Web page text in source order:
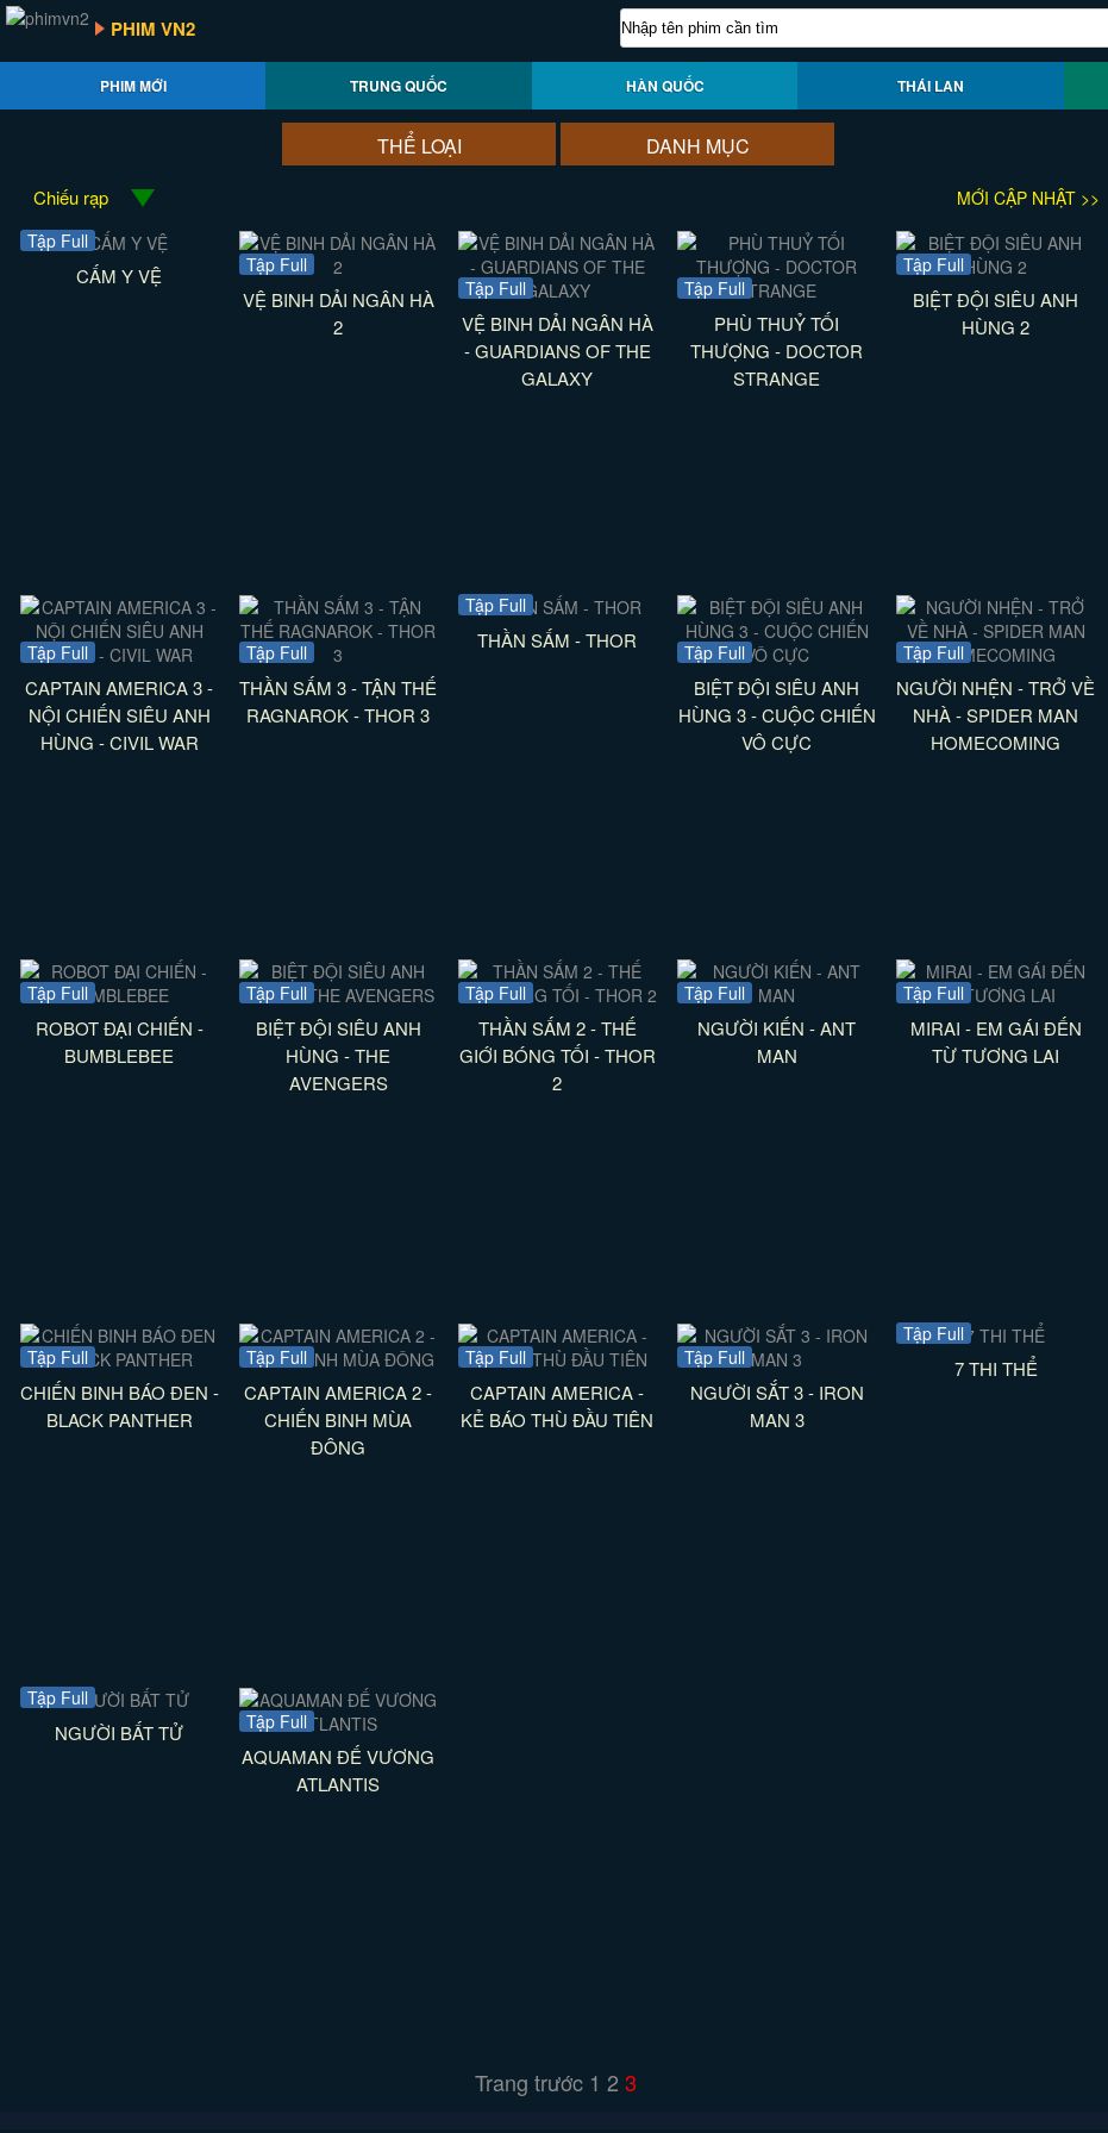
PHIM VN2
PHIM MỚI TRUNG QUỐC HÀN QUỐC THÁI LAN
THỂ LOẠI DANH MỤC
Chiếu rạp
MỚI CẬP NHẬT >>
Tập Full
CẤM Y VỆ Tập Full
VỆ BINH DẢI NGÂN HÀ
2
Tập Full
VỆ BINH DẢI NGÂN HÀ
- GUARDIANS OF THE
GALAXY
Tập Full
PHÙ THUỶ TỐI
THƯỢNG - DOCTOR
STRANGE
Tập Full
BIỆT ĐỘI SIÊU ANH
HÙNG 2
Tập Full
CAPTAIN AMERICA 3 -
NỘI CHIẾN SIÊU ANH
HÙNG - CIVIL WAR
Tập Full
THẦN SẤM 3 - TẬN THẾ
RAGNAROK - THOR 3
Tập Full
THẦN SẤM - THOR Tập Full
BIỆT ĐỘI SIÊU ANH
HÙNG 3 - CUỘC CHIẾN
VÔ CỰC
Tập Full
NGƯỜI NHỆN - TRỞ VỀ
NHÀ - SPIDER MAN
HOMECOMING
Tập Full
ROBOT ĐẠI CHIẾN -
BUMBLEBEE
Tập Full
BIỆT ĐỘI SIÊU ANH
HÙNG - THE
AVENGERS
Tập Full
THẦN SẤM 2 - THẾ
GIỚI BÓNG TỐI - THOR
2
Tập Full
NGƯỜI KIẾN - ANT
MAN
Tập Full
MIRAI - EM GÁI ĐẾN
TỪ TƯƠNG LAI
Tập Full
CHIẾN BINH BÁO ĐEN -
BLACK PANTHER
Tập Full
CAPTAIN AMERICA 2 -
CHIẾN BINH MÙA
ĐÔNG
Tập Full
CAPTAIN AMERICA -
KẺ BÁO THÙ ĐẦU TIÊN
Tập Full
NGƯỜI SẮT 3 - IRON
MAN 3
Tập Full
7 THI THỂ
Tập Full
NGƯỜI BẤT TỬ Tập Full
AQUAMAN ĐẾ VƯƠNG
ATLANTIS
Trang trước 1 2 3